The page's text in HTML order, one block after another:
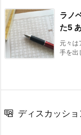
ラノ
た5
元々は
手を出
ディスカッショ